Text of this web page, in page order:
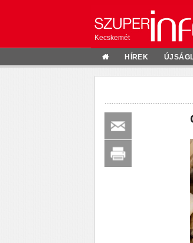
Kecskemét
HÍREK